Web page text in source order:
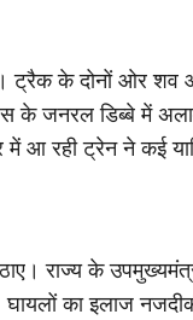
थे। ट्रैक के दोनों ओर
के जनरल डिब्बे में
आ रही ट्रेन ने कई
राज्य के
का इलाज